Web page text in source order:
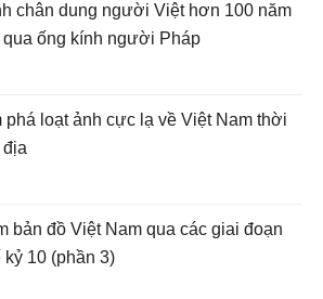
chân dung người Việt hơn 100 năm
ống kính người Pháp
phá loạt ảnh cực lạ về Việt Nam thời
địa
bản đồ Việt Nam qua các giai đoạn
kỷ 10 (phần 3)